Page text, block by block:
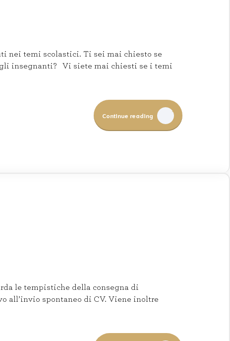
nei temi scolastici. Ti sei mai chiesto se
gli insegnanti? Vi siete mai chiesti se i temi
Continue reading
le tempistiche della consegna di
all’invio spontaneo di CV. Viene inoltre